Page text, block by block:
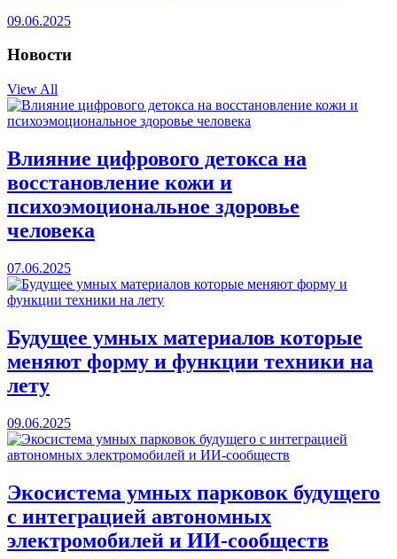
09.06.2025
Новости
View All
Влияние цифрового детокса на
восстановление кожи и
психоэмоциональное здоровье
человека
07.06.2025
Будущее умных материалов которые
меняют форму и функции техники на
лету
09.06.2025
Экосистема умных парковок будущего
с интеграцией автономных
электромобилей и ИИ-сообществ